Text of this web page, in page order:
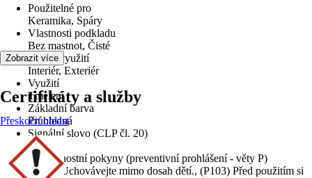
Použitelné pro
Keramika, Spáry
Vlastnosti podkladu
Bez mastnot, Čisté
Oblast využití
Interiér, Exteriér
Využití
Tmelení
Základní barva
Průhledná
Signální slovo (CLP čl. 20)
Pozor
Bezpečnostní pokyny (preventivní prohlášení - věty P)
(P102) Uchovávejte mimo dosah dětí., (P103) Před použitím si
Zobrazit více
Certifikáty a služby
Přeskočit oblast